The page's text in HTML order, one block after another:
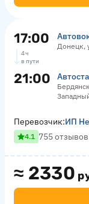
17:00 Донецк,
4 ч
в пути
21:00
≈ 2330
Перевозчик:ИП
4.1 755 отзывов